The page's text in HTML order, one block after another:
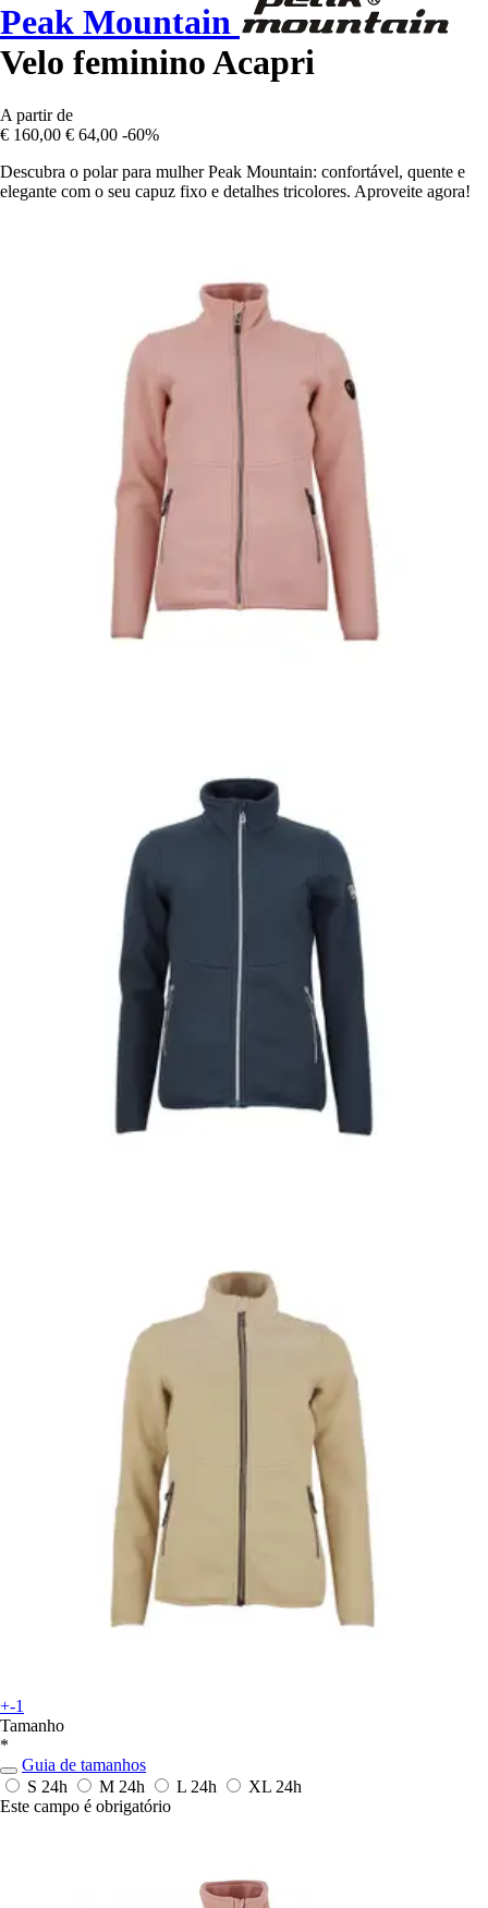
Peak Mountain
Velo feminino Acapri
A partir de
€ 160,00 € 64,00 -60%
Descubra o polar para mulher Peak Mountain: confortável, quente e
elegante com o seu capuz fixo e detalhes tricolores. Aproveite agora!
+-1
Tamanho
*
Guia de tamanhos
S 24h M 24h L 24h XL 24h
Este campo é obrigatório